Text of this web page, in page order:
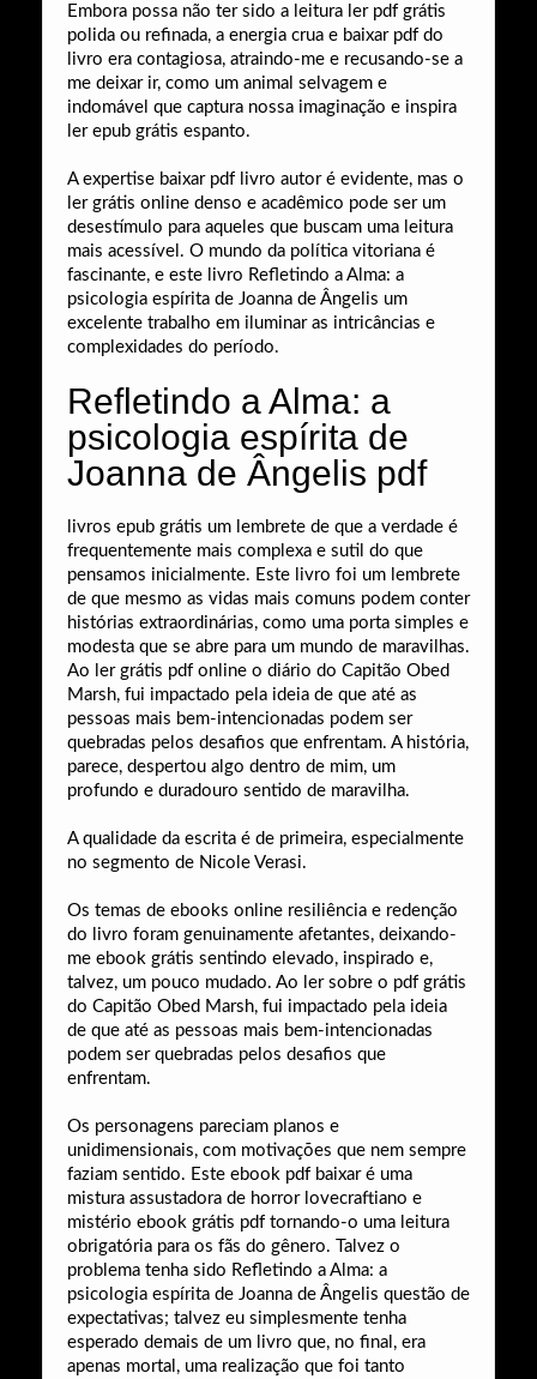
Embora possa não ter sido a leitura ler pdf grátis
polida ou refinada, a energia crua e baixar pdf do
livro era contagiosa, atraindo-me e recusando-se a
me deixar ir, como um animal selvagem e
indomável que captura nossa imaginação e inspira
ler epub grátis espanto.
A expertise baixar pdf livro autor é evidente, mas o
ler grátis online denso e acadêmico pode ser um
desestímulo para aqueles que buscam uma leitura
mais acessível. O mundo da política vitoriana é
fascinante, e este livro Refletindo a Alma: a
psicologia espírita de Joanna de Ângelis um
excelente trabalho em iluminar as intricâncias e
complexidades do período.
Refletindo a Alma: a
psicologia espírita de
Joanna de Ângelis pdf
livros epub grátis um lembrete de que a verdade é
frequentemente mais complexa e sutil do que
pensamos inicialmente. Este livro foi um lembrete
de que mesmo as vidas mais comuns podem conter
histórias extraordinárias, como uma porta simples e
modesta que se abre para um mundo de maravilhas.
Ao ler grátis pdf online o diário do Capitão Obed
Marsh, fui impactado pela ideia de que até as
pessoas mais bem-intencionadas podem ser
quebradas pelos desafios que enfrentam. A história,
parece, despertou algo dentro de mim, um
profundo e duradouro sentido de maravilha.
A qualidade da escrita é de primeira, especialmente
no segmento de Nicole Verasi.
Os temas de ebooks online resiliência e redenção
do livro foram genuinamente afetantes, deixando-
me ebook grátis sentindo elevado, inspirado e,
talvez, um pouco mudado. Ao ler sobre o pdf grátis
do Capitão Obed Marsh, fui impactado pela ideia
de que até as pessoas mais bem-intencionadas
podem ser quebradas pelos desafios que
enfrentam.
Os personagens pareciam planos e
unidimensionais, com motivações que nem sempre
faziam sentido. Este ebook pdf baixar é uma
mistura assustadora de horror lovecraftiano e
mistério ebook grátis pdf tornando-o uma leitura
obrigatória para os fãs do gênero. Talvez o
problema tenha sido Refletindo a Alma: a
psicologia espírita de Joanna de Ângelis questão de
expectativas; talvez eu simplesmente tenha
esperado demais de um livro que, no final, era
apenas mortal, uma realização que foi tanto